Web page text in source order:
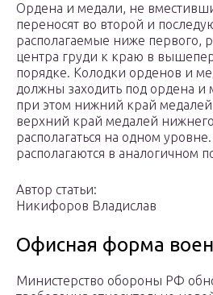
Ордена и медали, не
переносят во второй и
располагаемые ниже первого,
центра груди к краю в
порядке. Колодки орденов и
должны заходить под ордена и
при этом нижний край медалей
верхний край медалей
располагаться на одном
располагаются в аналогичном
Автор статьи:
Никифоров Владислав
Офисная форма
Министерство обороны РФ